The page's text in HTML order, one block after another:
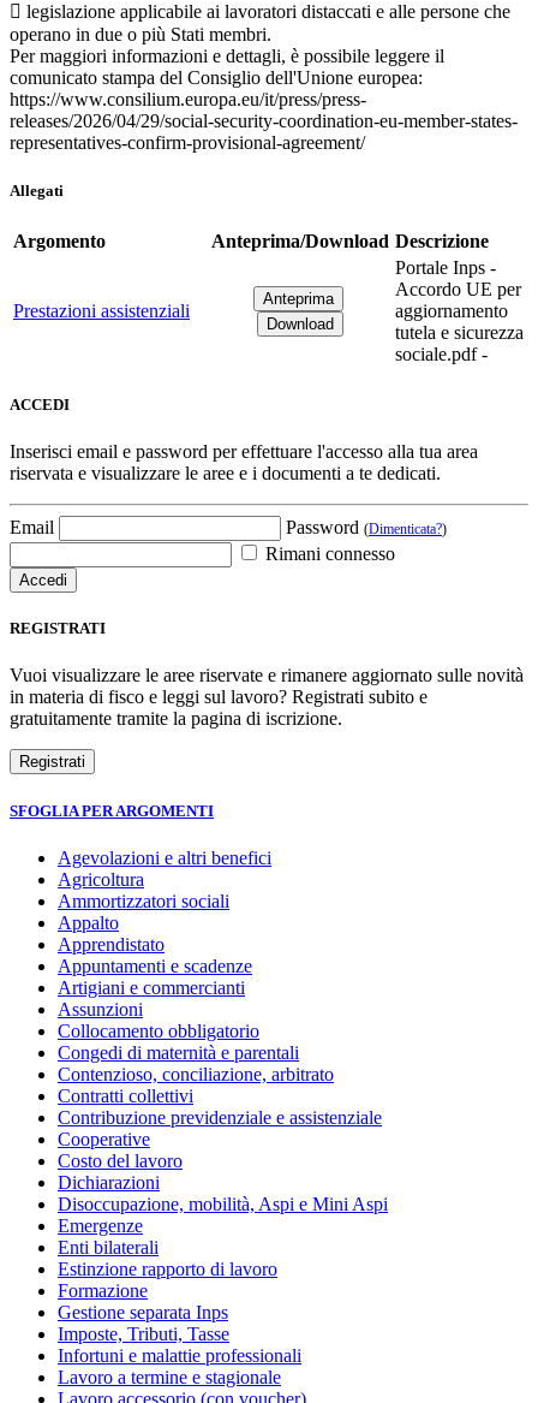
 legislazione applicabile ai lavoratori distaccati e alle persone che
operano in due o più Stati membri.
Per maggiori informazioni e dettagli, è possibile leggere il
comunicato stampa del Consiglio dell'Unione europea:
https://www.consilium.europa.eu/it/press/press-
releases/2026/04/29/social-security-coordination-eu-member-states-
representatives-confirm-provisional-agreement/
Allegati
Argomento Anteprima/Download Descrizione
Prestazioni assistenziali
Portale Inps -
Accordo UE per
aggiornamento
tutela e sicurezza
sociale.pdf -
ACCEDI
Inserisci email e password per effettuare l'accesso alla tua area
riservata e visualizzare le aree e i documenti a te dedicati.
Email Password (Dimenticata?)
Rimani connesso
REGISTRATI
Vuoi visualizzare le aree riservate e rimanere aggiornato sulle novità
in materia di fisco e leggi sul lavoro? Registrati subito e
gratuitamente tramite la pagina di iscrizione.
SFOGLIA PER ARGOMENTI
Agevolazioni e altri benefici
Agricoltura
Ammortizzatori sociali
Appalto
Apprendistato
Appuntamenti e scadenze
Artigiani e commercianti
Assunzioni
Collocamento obbligatorio
Congedi di maternità e parentali
Contenzioso, conciliazione, arbitrato
Contratti collettivi
Contribuzione previdenziale e assistenziale
Cooperative
Costo del lavoro
Dichiarazioni
Disoccupazione, mobilità, Aspi e Mini Aspi
Emergenze
Enti bilaterali
Estinzione rapporto di lavoro
Formazione
Gestione separata Inps
Imposte, Tributi, Tasse
Infortuni e malattie professionali
Lavoro a termine e stagionale
Lavoro accessorio (con voucher)